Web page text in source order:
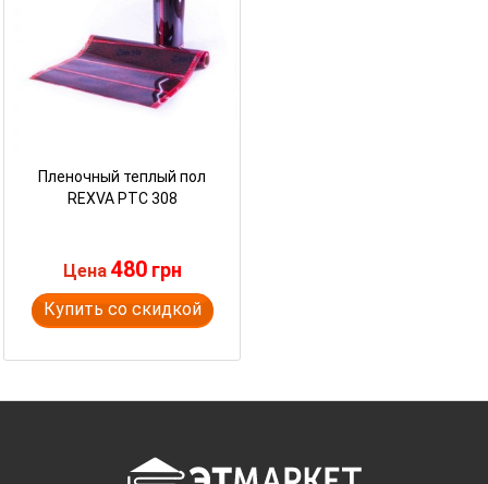
Пленочный теплый пол
REXVA PTC 308
Цена 480 грн
Купить со скидкой